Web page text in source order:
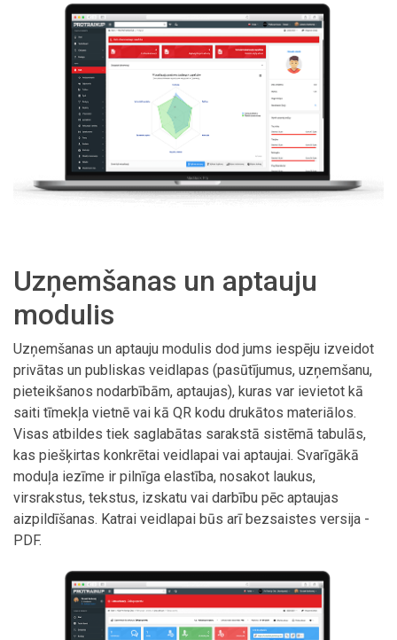
Uzņemšanas un aptauju
modulis
Uzņemšanas un aptauju modulis dod jums iespēju izveidot
privātas un publiskas veidlapas (pasūtījumus, uzņemšanu,
pieteikšanos nodarbībām, aptaujas), kuras var ievietot kā
saiti tīmekļa vietnē vai kā QR kodu drukātos materiālos.
Visas atbildes tiek saglabātas sarakstā sistēmā tabulās,
kas piešķirtas konkrētai veidlapai vai aptaujai. Svarīgākā
moduļa iezīme ir pilnīga elastība, nosakot laukus,
virsrakstus, tekstus, izskatu vai darbību pēc aptaujas
aizpildīšanas. Katrai veidlapai būs arī bezsaistes versija -
PDF.